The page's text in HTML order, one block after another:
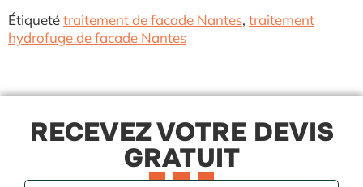
Étiquetétraitement de facade Nantes, traitement
hydrofuge de facade Nantes
RECEVEZ VOTRE DEVIS
GRATUIT